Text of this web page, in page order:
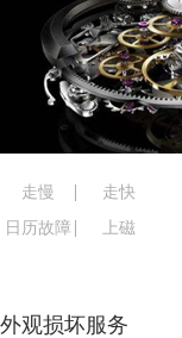
走慢 走快
日历故障
上磁
外观损坏服务